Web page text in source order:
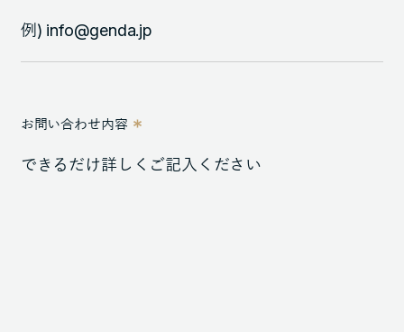
お問い合わせ内容